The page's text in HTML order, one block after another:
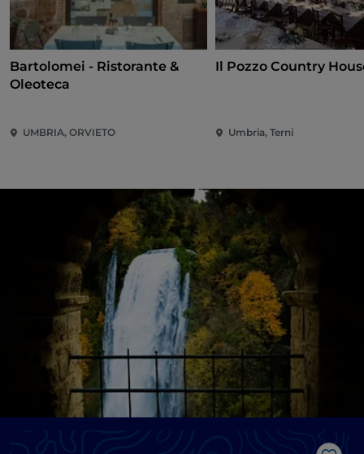
Bartolomei - Ristorante &
Oleoteca
UMBRIA, ORVIETO
Il Pozzo Country
Umbria, Terni